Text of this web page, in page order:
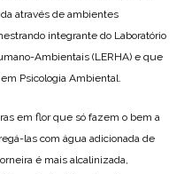
através de ambientes
integrante do Laboratório
Ambientais (LERHA) e que
Psicologia Ambiental.
em flor que só fazem o bem a
las com água adicionada de
é mais alcalinizada,